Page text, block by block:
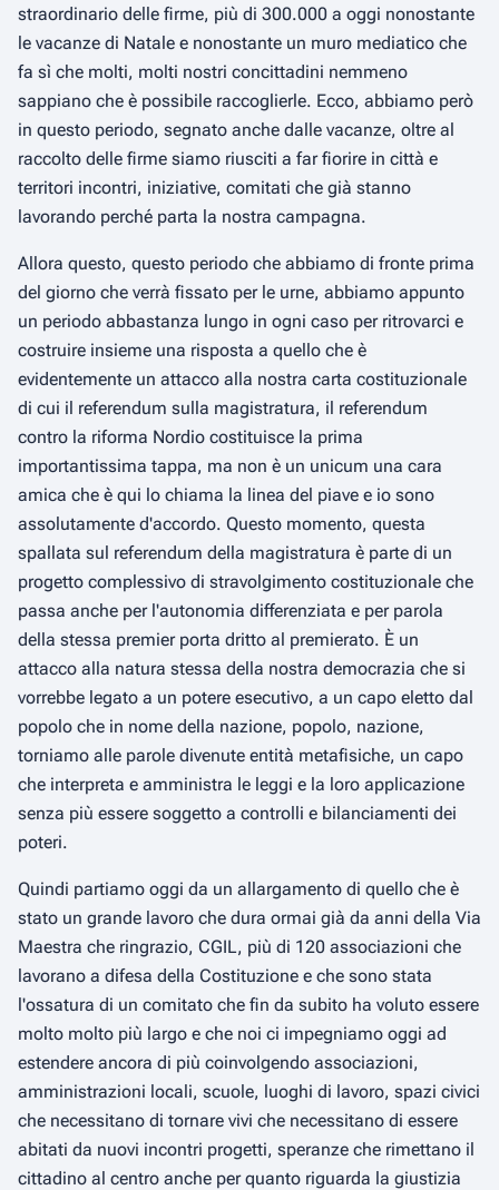
straordinario delle firme, più di 300.000 a oggi nonostante
le vacanze di Natale e nonostante un muro mediatico che
fa sì che molti, molti nostri concittadini nemmeno
sappiano che è possibile raccoglierle. Ecco, abbiamo però
in questo periodo, segnato anche dalle vacanze, oltre al
raccolto delle firme siamo riusciti a far fiorire in città e
territori incontri, iniziative, comitati che già stanno
lavorando perché parta la nostra campagna.
Allora questo, questo periodo che abbiamo di fronte prima
del giorno che verrà fissato per le urne, abbiamo appunto
un periodo abbastanza lungo in ogni caso per ritrovarci e
costruire insieme una risposta a quello che è
evidentemente un attacco alla nostra carta costituzionale
di cui il referendum sulla magistratura, il referendum
contro la riforma Nordio costituisce la prima
importantissima tappa, ma non è un unicum una cara
amica che è qui lo chiama la linea del piave e io sono
assolutamente d'accordo. Questo momento, questa
spallata sul referendum della magistratura è parte di un
progetto complessivo di stravolgimento costituzionale che
passa anche per l'autonomia differenziata e per parola
della stessa premier porta dritto al premierato. È un
attacco alla natura stessa della nostra democrazia che si
vorrebbe legato a un potere esecutivo, a un capo eletto dal
popolo che in nome della nazione, popolo, nazione,
torniamo alle parole divenute entità metafisiche, un capo
che interpreta e amministra le leggi e la loro applicazione
senza più essere soggetto a controlli e bilanciamenti dei
poteri.
Quindi partiamo oggi da un allargamento di quello che è
stato un grande lavoro che dura ormai già da anni della Via
Maestra che ringrazio, CGIL, più di 120 associazioni che
lavorano a difesa della Costituzione e che sono stata
l'ossatura di un comitato che fin da subito ha voluto essere
molto molto più largo e che noi ci impegniamo oggi ad
estendere ancora di più coinvolgendo associazioni,
amministrazioni locali, scuole, luoghi di lavoro, spazi civici
che necessitano di tornare vivi che necessitano di essere
abitati da nuovi incontri progetti, speranze che rimettano il
cittadino al centro anche per quanto riguarda la giustizia